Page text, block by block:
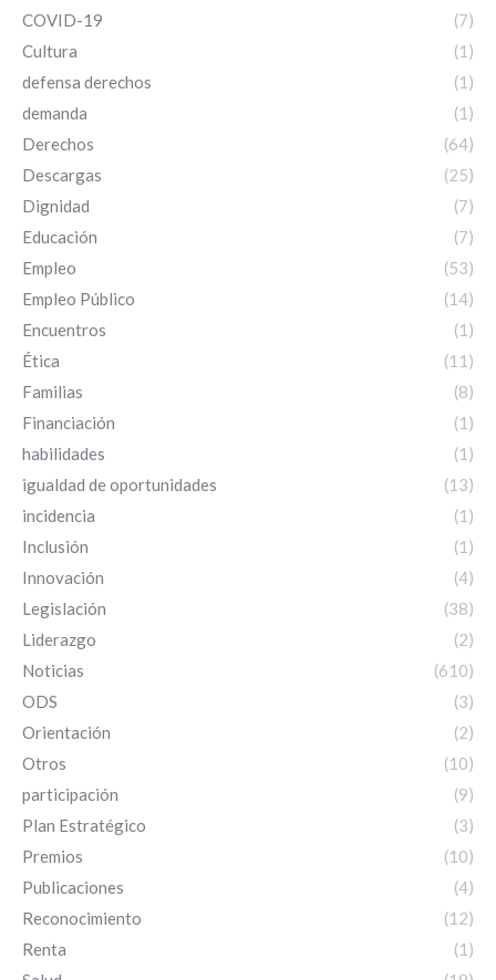
COVID-19
(7)
Cultura
(1)
defensa derechos
(1)
demanda
(1)
Derechos
(64)
Descargas
(25)
Dignidad
(7)
Educación
(7)
Empleo
(53)
Empleo Público
(14)
Encuentros
(1)
Ética
(11)
Familias
(8)
Financiación
(1)
habilidades
(1)
igualdad de oportunidades
(13)
incidencia
(1)
Inclusión
(1)
Innovación
(4)
Legislación
(38)
Liderazgo
(2)
Noticias
(610)
ODS
(3)
Orientación
(2)
Otros
(10)
participación
(9)
Plan Estratégico
(3)
Premios
(10)
Publicaciones
(4)
Reconocimiento
(12)
Renta
(1)